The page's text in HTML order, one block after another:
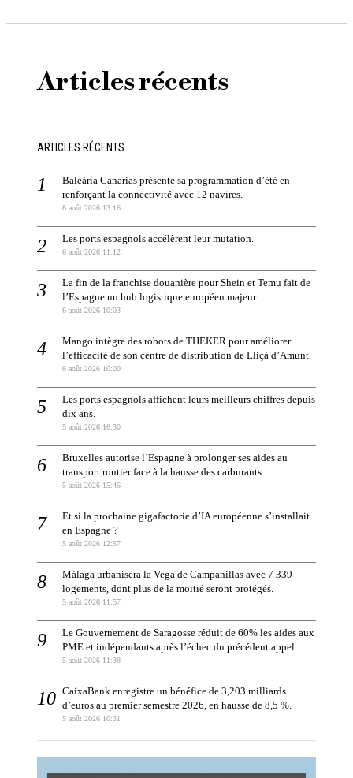
Articles récents
ARTICLES RÉCENTS
Baleària Canarias présente sa programmation d’été en
renforçant la connectivité avec 12 navires.
6 août 2026 13:16
Les ports espagnols accélèrent leur mutation.
6 août 2026 11:12
La fin de la franchise douanière pour Shein et Temu fait de
l’Espagne un hub logistique européen majeur.
6 août 2026 10:03
Mango intègre des robots de THEKER pour améliorer
l’efficacité de son centre de distribution de Lliçà d’Amunt.
6 août 2026 10:00
Les ports espagnols affichent leurs meilleurs chiffres depuis
dix ans.
5 août 2026 16:30
Bruxelles autorise l’Espagne à prolonger ses aides au
transport routier face à la hausse des carburants.
5 août 2026 15:46
Et si la prochaine gigafactorie d’IA européenne s’installait
en Espagne ?
5 août 2026 12:57
Málaga urbanisera la Vega de Campanillas avec 7 339
logements, dont plus de la moitié seront protégés.
5 août 2026 11:57
Le Gouvernement de Saragosse réduit de 60% les aides aux
PME et indépendants après l’échec du précédent appel.
5 août 2026 11:38
CaixaBank enregistre un bénéfice de 3,203 milliards
d’euros au premier semestre 2026, en hausse de 8,5 %.
5 août 2026 10:31